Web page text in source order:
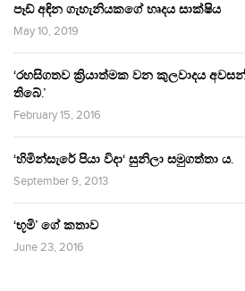
පෑඩ් අඳින ගැහැනියකගේ හෘදය සාක්ෂිය
May 10, 2019
‘රහසිගතව ක්‍රියාත්මක වන කුලවාදය
තිබේ.’
February 15, 2016
‘හිමින්සැරේ පියා විදා‘ සුනිලා සමුගත්තා ය.
September 9, 2013
‘භූමි’ ගේ කතාව
June 23, 2016